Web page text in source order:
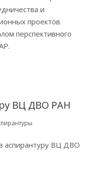
и
проектов.
перспективного
ВЦ ДВО РАН
в аспирантуру ВЦ ДВО